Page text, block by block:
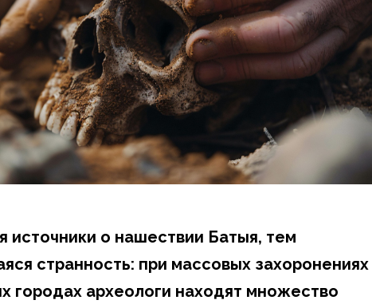
источники о нашествии Батыя, тем
странность: при массовых захоронениях
городах археологи находят множество